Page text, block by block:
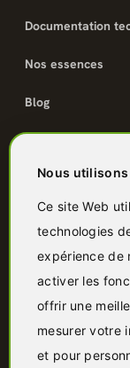
Nous
Ce site Web
technologies
expérience de
activer les
offrir une
mesurer votre
et pour
Documentation
Nos essences
Blog
Catalogue
Terrasse bois
Bardage bois
Charpente &
Quincaillerie
Panneaux &